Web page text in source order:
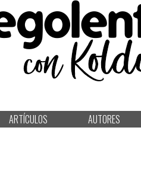
ARTÍCULOS AUTORES